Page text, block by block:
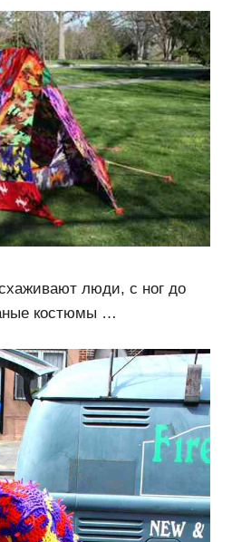
люди, с ног до
костюмы …